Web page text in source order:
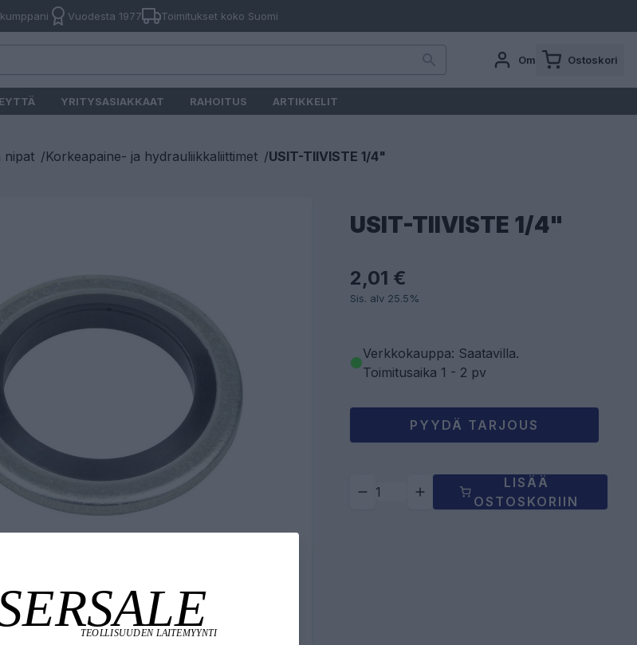
Vuodesta 1977 Toimitukset koko Suomi
Oma tili Ostoskori
YRITYSASIAKKAAT RAHOITUS ARTIKKELIT
nipat /Korkeapaine- ja hydrauliikkaliittimet /USIT-TIIVISTE 1/4"
USIT-TIIVISTE 1/4"
2,01 €
Sis. alv 25.5%
Verkkokauppa: Saatavilla.
Toimitusaika 1 - 2 pv
PYYDÄ TARJOUS
LISÄÄ
OSTOSKORIIN